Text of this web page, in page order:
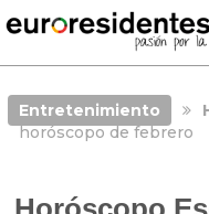
Entretenimiento
horóscopo de febrero